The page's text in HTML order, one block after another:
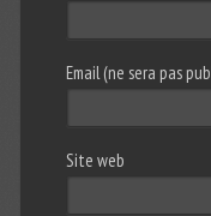
Email (ne sera pas
Site web